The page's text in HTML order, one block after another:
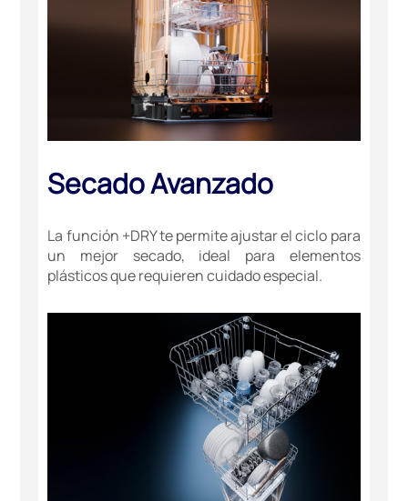
Secado Avanzado
La función +DRY te permite ajustar el ciclo para
un mejor secado, ideal para elementos
plásticos que requieren cuidado especial.